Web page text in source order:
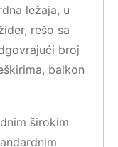
ležaja, u
rešo sa
broj
balkon
širokim